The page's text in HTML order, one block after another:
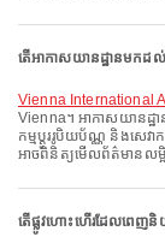
តើអាកាសយានដ្ឋានមកដ
Vienna International
Vienna។ អាកាសយានដ្ឋា
កម្មប្តូររូបិយប័ណ្ណ និងសេវា
អាចពិនិត្យមើលព័ត៌មានលម្អិ
តើផ្លូវហោះហើរដែលពេញ